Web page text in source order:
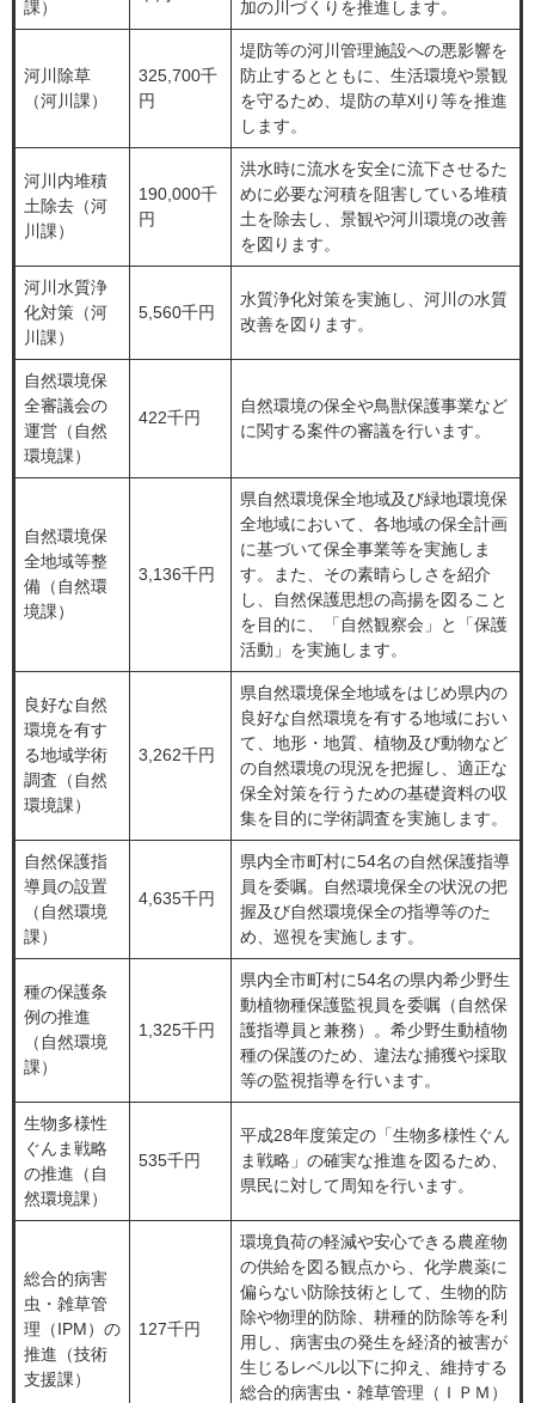
課） 加の川づくりを推進します。
河川除草
（河川課）
325,700千
円
堤防等の河川管理施設への悪影響を
防止するとともに、生活環境や景観
を守るため、堤防の草刈り等を推進
します。
河川内堆積
土除去（河
川課）
190,000千
円
洪水時に流水を安全に流下させるた
めに必要な河積を阻害している堆積
土を除去し、景観や河川環境の改善
を図ります。
河川水質浄
化対策（河
川課）
5,560千円
水質浄化対策を実施し、河川の水質
改善を図ります。
自然環境保
全審議会の
運営（自然
環境課）
422千円
自然環境の保全や鳥獣保護事業など
に関する案件の審議を行います。
自然環境保
全地域等整
備（自然環
境課）
3,136千円
県自然環境保全地域及び緑地環境保
全地域において、各地域の保全計画
に基づいて保全事業等を実施しま
す。また、その素晴らしさを紹介
し、自然保護思想の高揚を図ること
を目的に、「自然観察会」と「保護
活動」を実施します。
良好な自然
環境を有す
る地域学術
調査（自然
環境課）
3,262千円
県自然環境保全地域をはじめ県内の
良好な自然環境を有する地域におい
て、地形・地質、植物及び動物など
の自然環境の現況を把握し、適正な
保全対策を行うための基礎資料の収
集を目的に学術調査を実施します。
自然保護指
導員の設置
（自然環境
課）
4,635千円
県内全市町村に54名の自然保護指導
員を委嘱。自然環境保全の状況の把
握及び自然環境保全の指導等のた
め、巡視を実施します。
種の保護条
例の推進
（自然環境
課）
1,325千円
県内全市町村に54名の県内希少野生
動植物種保護監視員を委嘱（自然保
護指導員と兼務）。希少野生動植物
種の保護のため、違法な捕獲や採取
等の監視指導を行います。
生物多様性
ぐんま戦略
の推進（自
然環境課）
535千円
平成28年度策定の「生物多様性ぐん
ま戦略」の確実な推進を図るため、
県民に対して周知を行います。
総合的病害
虫・雑草管
理（IPM）の
推進（技術
支援課）
127千円
環境負荷の軽減や安心できる農産物
の供給を図る観点から、化学農薬に
偏らない防除技術として、生物的防
除や物理的防除、耕種的防除等を利
用し、病害虫の発生を経済的被害が
生じるレベル以下に抑え、維持する
総合的病害虫・雑草管理（ＩＰＭ）